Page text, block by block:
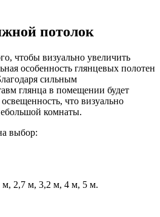
потолок
чтобы визуально увеличить
особенность глянцевых полотен
сильным
глянца в помещении будет
что визуально
комнаты.
выбор:
м, 2,7 м, 3,2 м, 4 м, 5 м.